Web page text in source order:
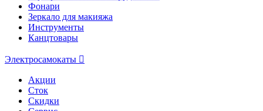
Фонари
Зеркало для макияжа
Инструменты
Канцтовары
Электросамокаты
Акции
Сток
Скидки